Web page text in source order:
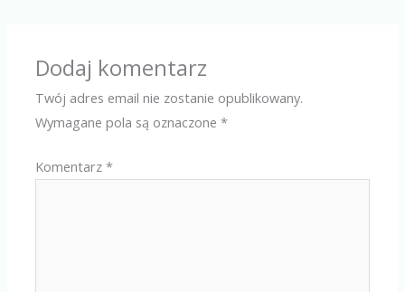
Dodaj komentarz
Twój adres email nie zostanie opublikowany.
Wymagane pola są oznaczone*
Komentarz*